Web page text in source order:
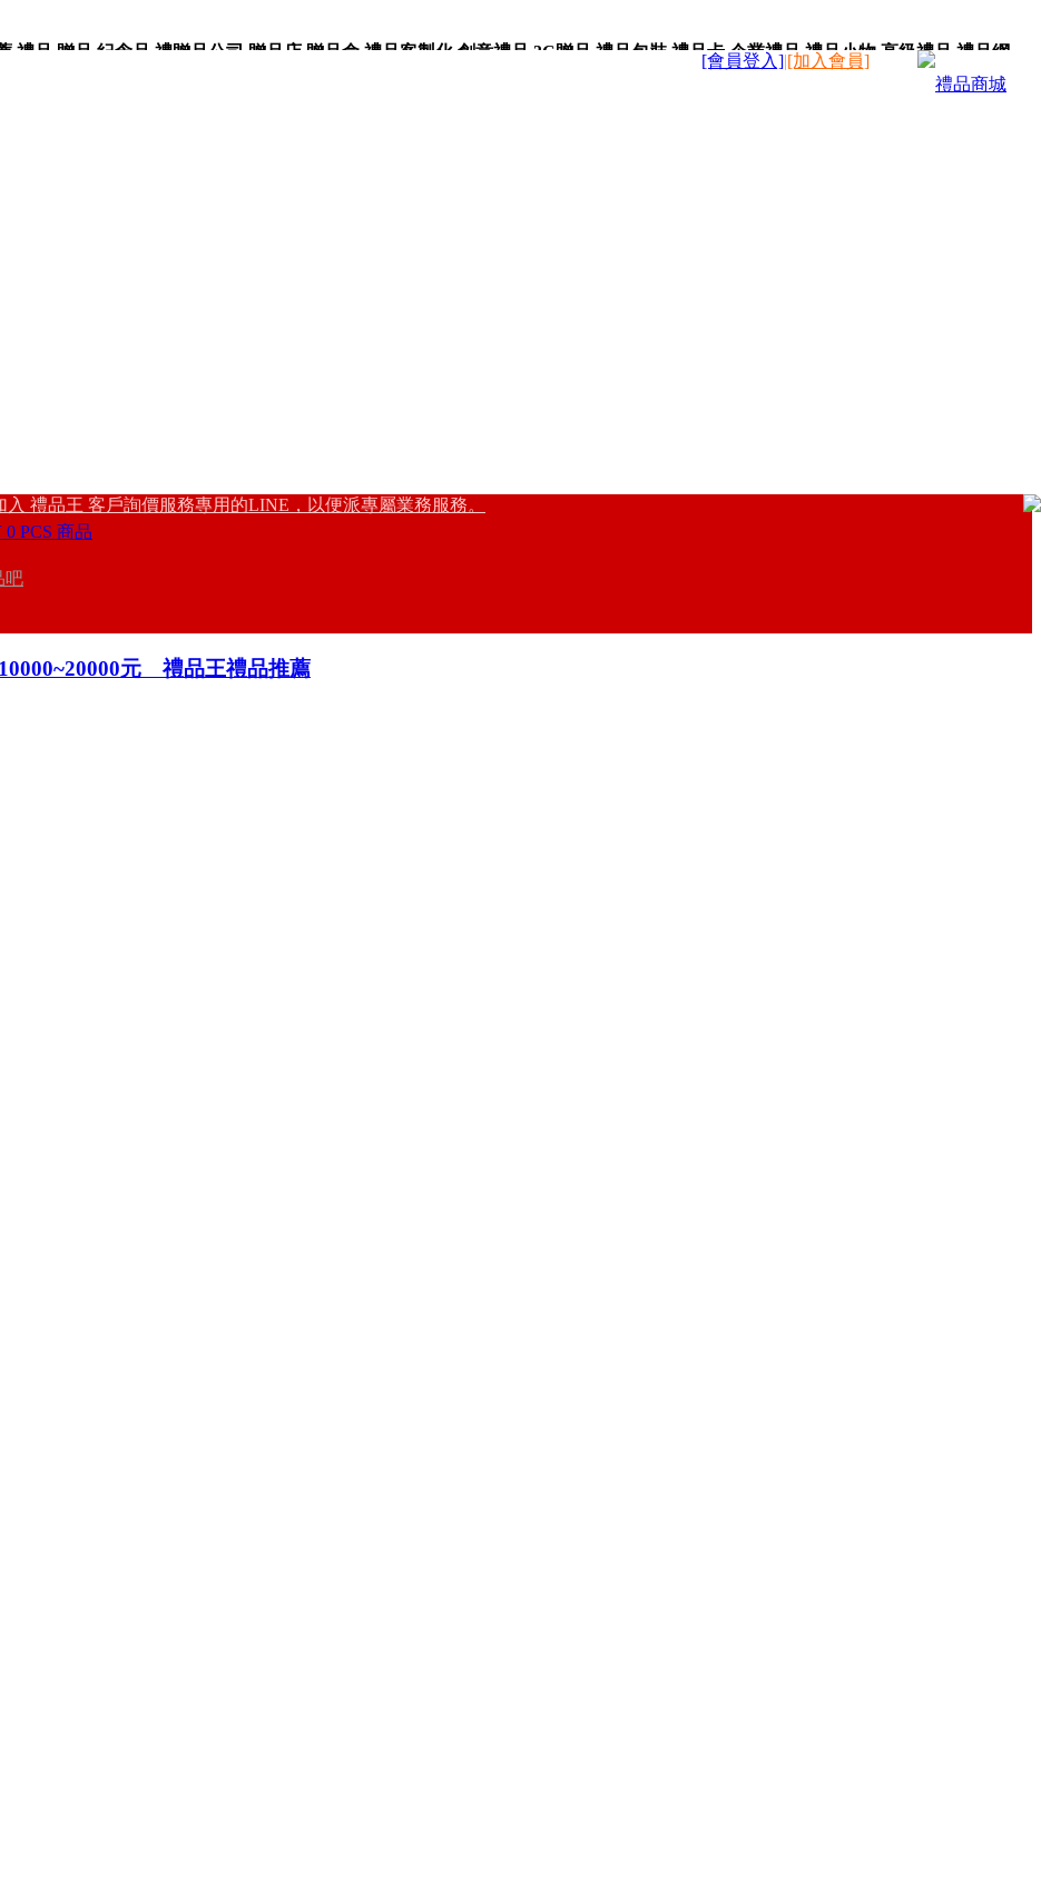
品,贈品,紀念品,禮贈品公司,贈品店,贈品盒,禮品客製化,創意禮品,3C贈品,禮品包裝,禮品卡,企業禮品,禮品小物,高級禮品,禮品網
禮品商城
[會員登入]|[加入會員]
入 禮品王 客戶詢價服務專用的LINE，以便派專屬業務服務。
PCS 商品
吧
10000~20000元 禮品王禮品推薦